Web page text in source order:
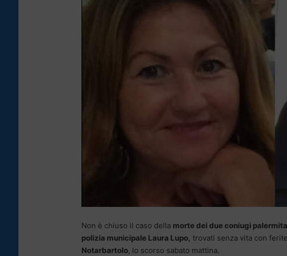
Non è chiuso il caso della morte dei due coniugi
polizia municipale Laura Lupo, trovati senza vita con
Notarbartolo, lo scorso sabato mattina.